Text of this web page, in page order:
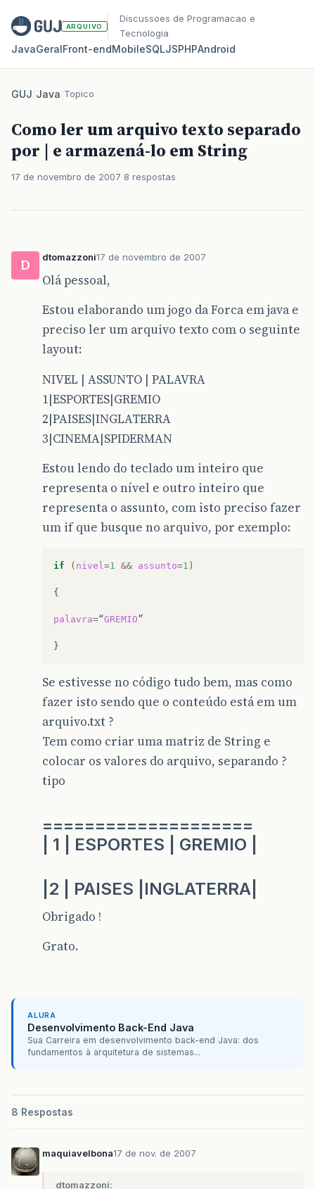
ARQUIVO
Discussoes de Programacao e
Tecnologia
JavaGeralFront‑endMobileSQLJSPHPAndroid
GUJ/Java/Topico
Como ler um arquivo texto separado
por | e armazená-lo em String
17 de novembro de 2007 8 respostas
D
dtomazzoni17 de novembro de 2007
Olá pessoal,
Estou elaborando um jogo da Forca em java e
preciso ler um arquivo texto com o seguinte
layout:
NIVEL | ASSUNTO | PALAVRA
1|ESPORTES|GREMIO
2|PAISES|INGLATERRA
3|CINEMA|SPIDERMAN
Estou lendo do teclado um inteiro que
representa o nível e outro inteiro que
representa o assunto, com isto preciso fazer
um if que busque no arquivo, por exemplo:
if ( nivel =1 && assunto=1 )
{
palavra=“GREMIO”
Se estivesse no código tudo bem, mas como
fazer isto sendo que o conteúdo está em um
arquivo.txt ?
Tem como criar uma matriz de String e
colocar os valores do arquivo, separando ?
tipo
====================
| 1 | ESPORTES | GREMIO |
|2 | PAISES |INGLATERRA|
Obrigado !
Grato.
ALURA
Desenvolvimento Back-End Java
Sua Carreira em desenvolvimento back-end Java: dos
fundamentos à arquitetura de sistemas...
8 Respostas
maquiavelbona17 de nov. de 2007
dtomazzoni: